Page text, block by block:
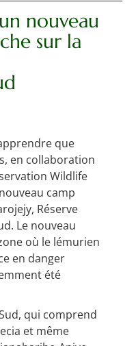
nouveau
sur la
que
en collaboration
Wildlife
camp
Réserve
Le nouveau
où le lémurien
en danger
été
qui comprend
et même